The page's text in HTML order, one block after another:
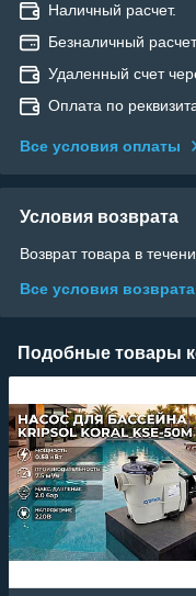
Наличный расчет.
Безналичный
Удаленный счет
Оплата по
Все условия оплаты
Условия возврата
Возврат товара в
Все условия возврата
Подобные товары